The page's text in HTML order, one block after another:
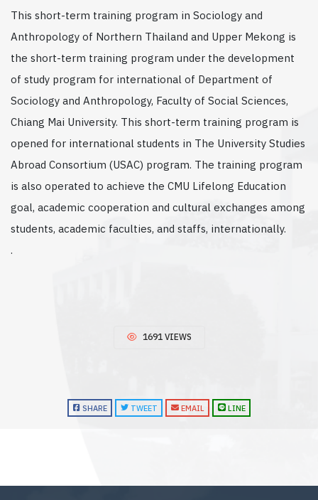
This short-term training program in Sociology and
Anthropology of Northern Thailand and Upper Mekong is
the short-term training program under the development
of study program for international of Department of
Sociology and Anthropology, Faculty of Social Sciences,
Chiang Mai University. This short-term training program is
opened for international students in The University Studies
Abroad Consortium (USAC) program. The training program
is also operated to achieve the CMU Lifelong Education
goal, academic cooperation and cultural exchanges among
students, academic faculties, and staffs, internationally.
.
1691 VIEWS
SHARE TWEET EMAIL LINE